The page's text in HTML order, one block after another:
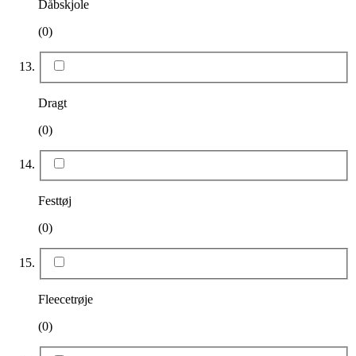
Dåbskjole
(0)
Dragt
(0)
Festtøj
(0)
Fleecetrøje
(0)